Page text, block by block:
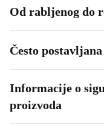
Od rabljenog do
Često
Informacije o
proizvoda